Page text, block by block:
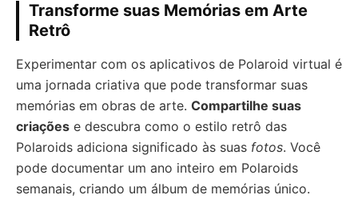
Transforme suas Memórias em Arte
Retrô
Experimentar com os aplicativos de Polaroid virtual é
uma jornada criativa que pode transformar suas
memórias em obras de arte. Compartilhe suas
criações e descubra como o estilo retrô das
Polaroids adiciona significado às suas fotos. Você
pode documentar um ano inteiro em Polaroids
semanais, criando um álbum de memórias único.